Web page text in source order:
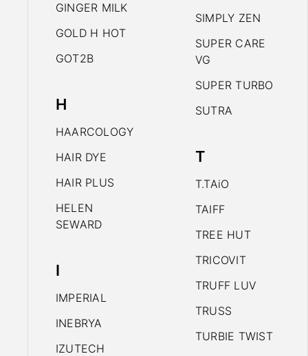
GINGER MILK
GOLD H HOT
GOT2B
H
HAARCOLOGY
HAIR DYE
HAIR PLUS
HELEN
SEWARD
I
IMPERIAL
INEBRYA
IZUTECH
SIMPLY ZEN
SUPER CARE
VG
SUPER TURBO
SUTRA
T
T.TAiO
TAIFF
TREE HUT
TRICOVIT
TRUFF LUV
TRUSS
TURBIE TWIST